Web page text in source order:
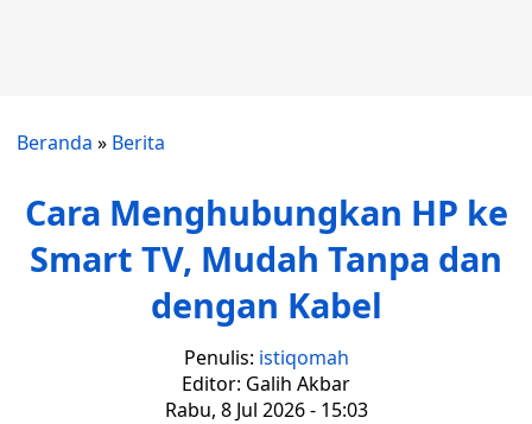
Beranda » Berita
Cara Menghubungkan HP ke
Smart TV, Mudah Tanpa dan
dengan Kabel
Penulis: istiqomah
Editor: Galih Akbar
Rabu, 8 Jul 2026 - 15:03